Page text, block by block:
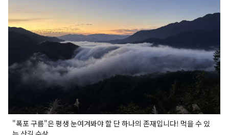
"폭포 구름"은 평생 눈여겨봐야 할 단 하나의 존재입니다! 먹을 수 있